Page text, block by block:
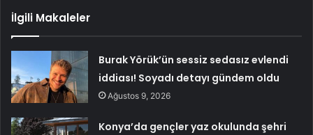
İlgili Makaleler
Burak Yörük’ün sessiz sedasız evlendi
iddiası! Soyadı detayı gündem oldu
Ağustos 9, 2026
Konya’da gençler yaz okulunda şehri